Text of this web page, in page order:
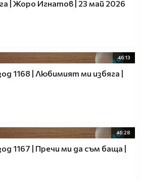
| Жоро Игнатов | 23 май 2026
46:13
1168 | Любимият ми избяга |
46:28
1167 | Пречи ми да съм баща |